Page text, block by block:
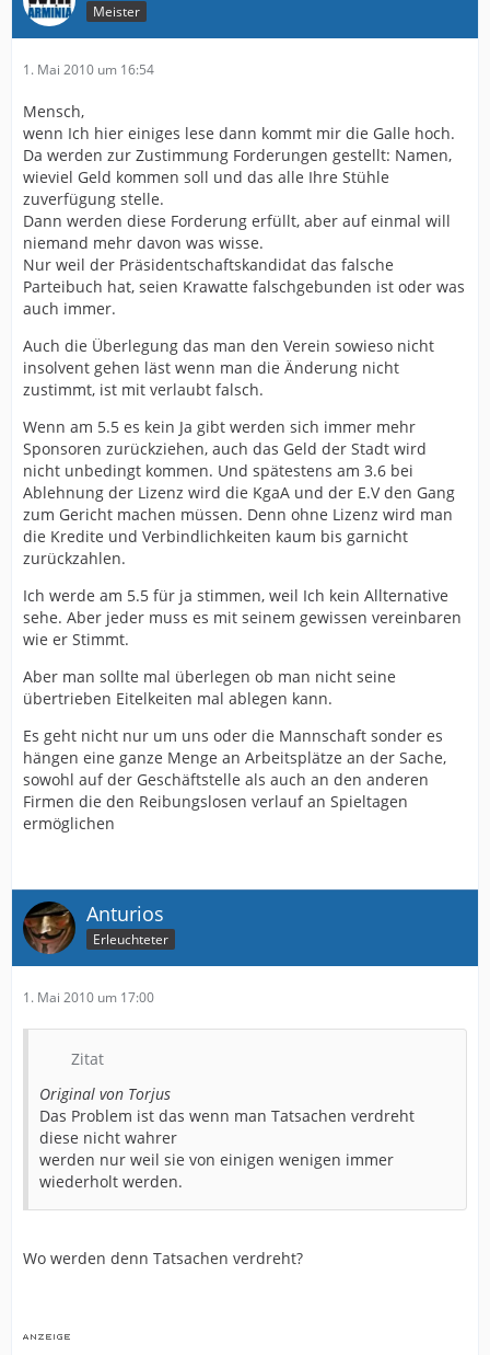
Meister
1. Mai 2010 um 16:54
Mensch,
wenn Ich hier einiges lese dann kommt mir die Galle hoch.
Da werden zur Zustimmung Forderungen gestellt: Namen,
wieviel Geld kommen soll und das alle Ihre Stühle
zuverfügung stelle.
Dann werden diese Forderung erfüllt, aber auf einmal will
niemand mehr davon was wisse.
Nur weil der Präsidentschaftskandidat das falsche
Parteibuch hat, seien Krawatte falschgebunden ist oder was
auch immer.
Auch die Überlegung das man den Verein sowieso nicht
insolvent gehen läst wenn man die Änderung nicht
zustimmt, ist mit verlaubt falsch.
Wenn am 5.5 es kein Ja gibt werden sich immer mehr
Sponsoren zurückziehen, auch das Geld der Stadt wird
nicht unbedingt kommen. Und spätestens am 3.6 bei
Ablehnung der Lizenz wird die KgaA und der E.V den Gang
zum Gericht machen müssen. Denn ohne Lizenz wird man
die Kredite und Verbindlichkeiten kaum bis garnicht
zurückzahlen.
Ich werde am 5.5 für ja stimmen, weil Ich kein Allternative
sehe. Aber jeder muss es mit seinem gewissen vereinbaren
wie er Stimmt.
Aber man sollte mal überlegen ob man nicht seine
übertrieben Eitelkeiten mal ablegen kann.
Es geht nicht nur um uns oder die Mannschaft sonder es
hängen eine ganze Menge an Arbeitsplätze an der Sache,
sowohl auf der Geschäftstelle als auch an den anderen
Firmen die den Reibungslosen verlauf an Spieltagen
ermöglichen
Anturios
Erleuchteter
1. Mai 2010 um 17:00
Zitat
Original von Torjus
Das Problem ist das wenn man Tatsachen verdreht
diese nicht wahrer
werden nur weil sie von einigen wenigen immer
wiederholt werden.
Wo werden denn Tatsachen verdreht?